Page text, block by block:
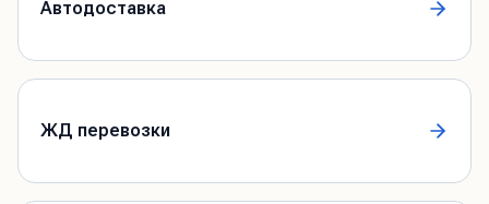
Автодоставка
ЖД перевозки